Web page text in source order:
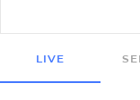
LIVE